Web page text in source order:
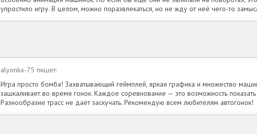
упростило игру. В целом, можно поразвлекаться, но не жду от неё чего-то
alyonka-75 пишет:
Игра просто бомба! Захватывающий геймплей, яркая графика и множество
зашкаливает во время гонок. Каждое соревнование — это возможность
Разнообразие трасс не даёт заскучать. Рекомендую всем любителям автогонок!